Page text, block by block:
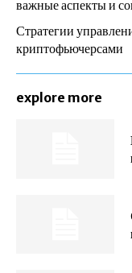
важные аспекты и
Стратегии
криптофьючерсами
explore more